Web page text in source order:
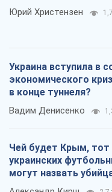
Юрий Христензен
Украина вступила в
экономического
в конце туннеля?
Вадим Денисенко
Чей будет Крым, тот
украинских
могут назвать